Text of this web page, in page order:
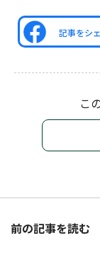
記事をシ
こ
前の記事を読む